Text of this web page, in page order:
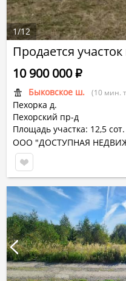
Продается
Быковское ш. (10 мин.
Пехорка д.
Пехорский пр-д
Площадь участка: 12,5 сот.
10 900 000Р
ООО "ДОСТУПНАЯ
1/12